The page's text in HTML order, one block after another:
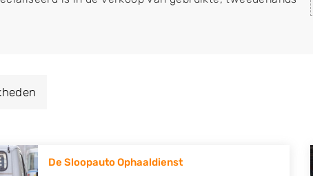
of in de inkoop van sloopauto's, schadeauto's
ophalen op een locatie naar keuze? Kies dan voor
een sloperij in een andere plaats of regio? U vindt
De Sloopauto Ophaaldienst